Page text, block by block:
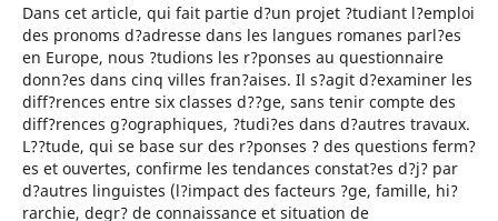
Dans cet article, qui fait partie d?un projet ?tudiant l?emploi
des pronoms d?adresse dans les langues romanes parl?es
en Europe, nous ?tudions les r?ponses au questionnaire
donn?es dans cinq villes fran?aises. Il s?agit d?examiner les
diff?rences entre six classes d??ge, sans tenir compte des
diff?rences g?ographiques, ?tudi?es dans d?autres travaux.
L??tude, qui se base sur des r?ponses ? des questions ferm?
es et ouvertes, confirme les tendances constat?es d?j? par
d?autres linguistes (l?impact des facteurs ?ge, famille, hi?
rarchie, degr? de connaissance et situation de